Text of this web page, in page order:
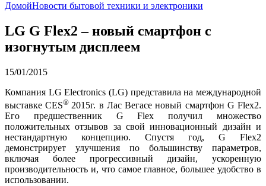
ДомойНовости бытовой техники и электроники
LG G Flex2 – новый смартфон с
изогнутым дисплеем
15/01/2015
Компания LG Electronics (LG) представила на международной
выставке CES® 2015г. в Лас Вегасе новый смартфон G Flex2.
Его предшественник G Flex получил множество
положительных отзывов за свой инновационный дизайн и
нестандартную концепцию. Спустя год, G Flex2
демонстрирует улучшения по большинству параметров,
включая более прогрессивный дизайн, ускоренную
производительность и, что самое главное, большее удобство в
использовании.